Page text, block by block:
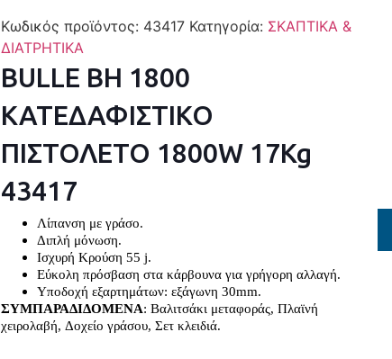
Κωδικός προϊόντος: 43417 Κατηγορία: ΣΚΑΠΤΙΚΑ &
ΔΙΑΤΡΗΤΙΚΑ
BULLE BH 1800
ΚΑΤΕΔΑΦΙΣΤΙΚΟ
ΠΙΣΤΟΛΕΤΟ 1800W 17Kg
43417
Λίπανση με γράσο.
Διπλή μόνωση.
Ισχυρή Κρούση 55 j.
Εύκολη πρόσβαση στα κάρβουνα για γρήγορη αλλαγή.
Υποδοχή εξαρτημάτων: εξάγωνη 30mm.
ΣΥΜΠΑΡΑΔΙΔΟΜΕΝΑ: Βαλιτσάκι μεταφοράς, Πλαϊνή
χειρολαβή, Δοχείο γράσου, Σετ κλειδιά.